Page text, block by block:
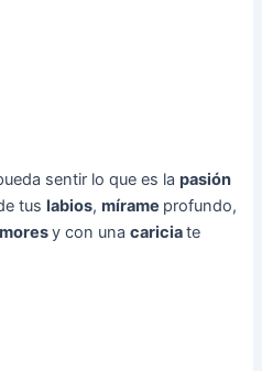
sentir lo que es lapasión
tuslabios,mírame profundo,
y con unacariciate